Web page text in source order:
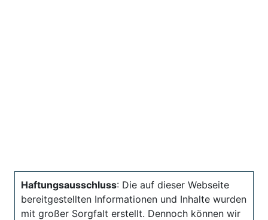
Haftungsausschluss: Die auf dieser Webseite
bereitgestellten Informationen und Inhalte wurden
mit großer Sorgfalt erstellt. Dennoch können wir